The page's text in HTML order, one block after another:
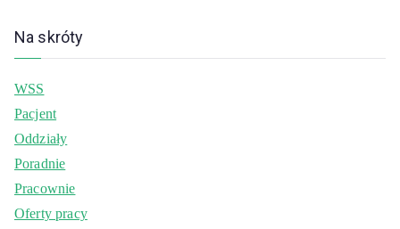
Na skróty
WSS
Pacjent
Oddziały
Poradnie
Pracownie
Oferty pracy